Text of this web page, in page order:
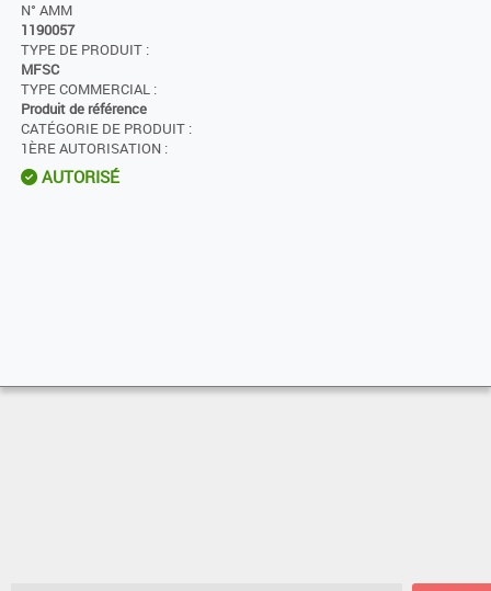
N° AMM
1190057
TYPE DE PRODUIT :
MFSC
TYPE COMMERCIAL :
Produit de référence
CATÉGORIE DE PRODUIT :
1ÈRE AUTORISATION :
AUTORISÉ